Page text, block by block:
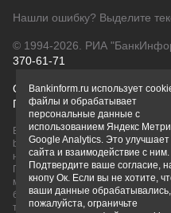
Нашли ошибку? Выделите
© 1994-2026. РИА
370-61-71
О проектеПолитика
Правовая информацияДля
Вся информация о продуктах
bankinform.ru, носит
не является публичной
ГК РФ. Информация не содержит
может быть изменена. Конечные
банков или при личном
товарные знаки принадлежит их
Bankinform.ru использует
файлы и обрабатывает
персональные данные с
использованием Яндекс
Google Analytics. Это улучшает
сайта и взаимодействие с ним.
Подтвердите ваше согласие,
кнопу Ок. Если вы не хотите,
ваши данные обрабатывались,
пожалуйста, ограничьте